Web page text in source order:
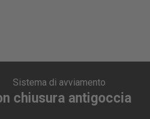
chiusura antigoccia
Sistema di avviamento